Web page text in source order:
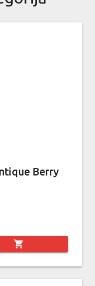
Berry
shopping_cart